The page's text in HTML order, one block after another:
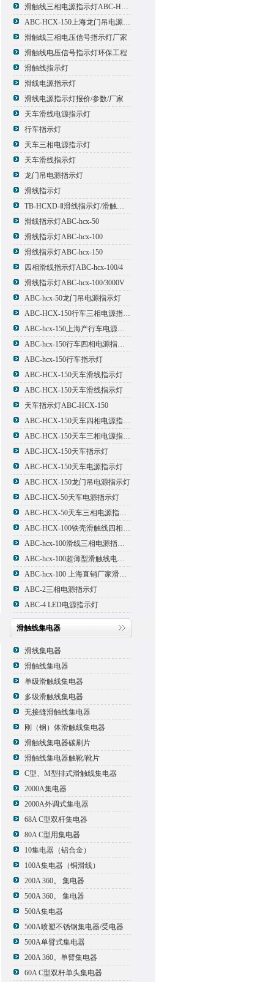
滑触线三相电源指示灯ABC-HCX-100
ABC-HCX-150上海龙门吊电源指示灯
滑触线三相电压信号指示灯厂家
滑触线电压信号指示灯环保工程
滑触线指示灯
滑线电源指示灯
滑线电源指示灯报价/参数/厂家
天车滑线电源指示灯
行车指示灯
天车三相电源指示灯
天车滑线指示灯
龙门吊电源指示灯
滑线指示灯
TB-HCXD-Ⅱ滑线指示灯/滑触线指示灯
滑线指示灯ABC-hcx-50
滑线指示灯ABC-hcx-100
滑线指示灯ABC-hcx-150
四相滑线指示灯ABC-hcx-100/4
滑线指示灯ABC-hcx-100/3000V
ABC-hcx-50龙门吊电源指示灯
ABC-HCX-150行车三相电源指示灯
ABC-hcx-150上海产行车电源指示灯
ABC-hcx-150行车四相电源指示灯
ABC-hcx-150行车指示灯
ABC-HCX-150天车滑线指示灯
ABC-HCX-150天车滑线指示灯
天车指示灯ABC-HCX-150
ABC-HCX-150天车四相电源指示灯
ABC-HCX-150天车三相电源指示灯
ABC-HCX-150天车指示灯
ABC-HCX-150天车电源指示灯
ABC-HCX-150龙门吊电源指示灯
ABC-HCX-50天车电源指示灯
ABC-HCX-50天车三相电源指示灯
ABC-HCX-100铁壳滑触线四相电源指示灯
ABC-hcx-100滑线三相电源指示灯
ABC-hcx-100超薄型滑触线电源指示灯
ABC-hcx-100 上海直销厂家滑触线指示灯
ABC-2三相电源指示灯
ABC-4 LED电源指示灯
滑触线集电器
滑线集电器
滑触线集电器
单级滑触线集电器
多级滑触线集电器
无接缝滑触线集电器
刚（钢）体滑触线集电器
滑触线集电器碳刷片
滑触线集电器触靴/靴片
C型、M型排式滑触线集电器
2000A集电器
2000A外调式集电器
68A C型双杆集电器
80A C型用集电器
10集电器（铝合金）
100A集电器（铜滑线）
200A 360。 集电器
500A 360。 集电器
500A集电器
500A喷塑不锈钢集电器/受电器
500A单臂式集电器
200A 360。单臂集电器
60A C型双杆单头集电器